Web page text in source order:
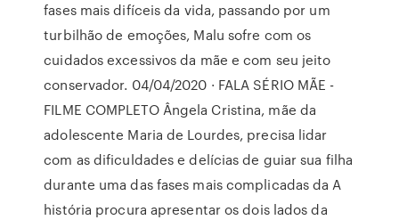
fases mais difíceis da vida, passando por um
turbilhão de emoções, Malu sofre com os
cuidados excessivos da mãe e com seu jeito
conservador. 04/04/2020 · FALA SÉRIO MÃE -
FILME COMPLETO Ângela Cristina, mãe da
adolescente Maria de Lourdes, precisa lidar
com as dificuldades e delícias de guiar sua filha
durante uma das fases mais complicadas da A
história procura apresentar os dois lados da